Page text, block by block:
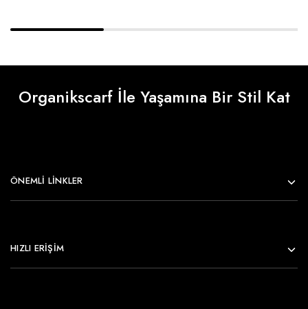
Organikscarf İle Yaşamına Bir Stil Kat
ÖNEMLI LINKLER
HIZLI ERİŞİM